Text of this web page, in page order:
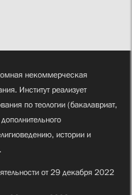
некоммерческая
Институт реализует
по теологии (бакалавриат,
истории и
от 29 декабря 2022